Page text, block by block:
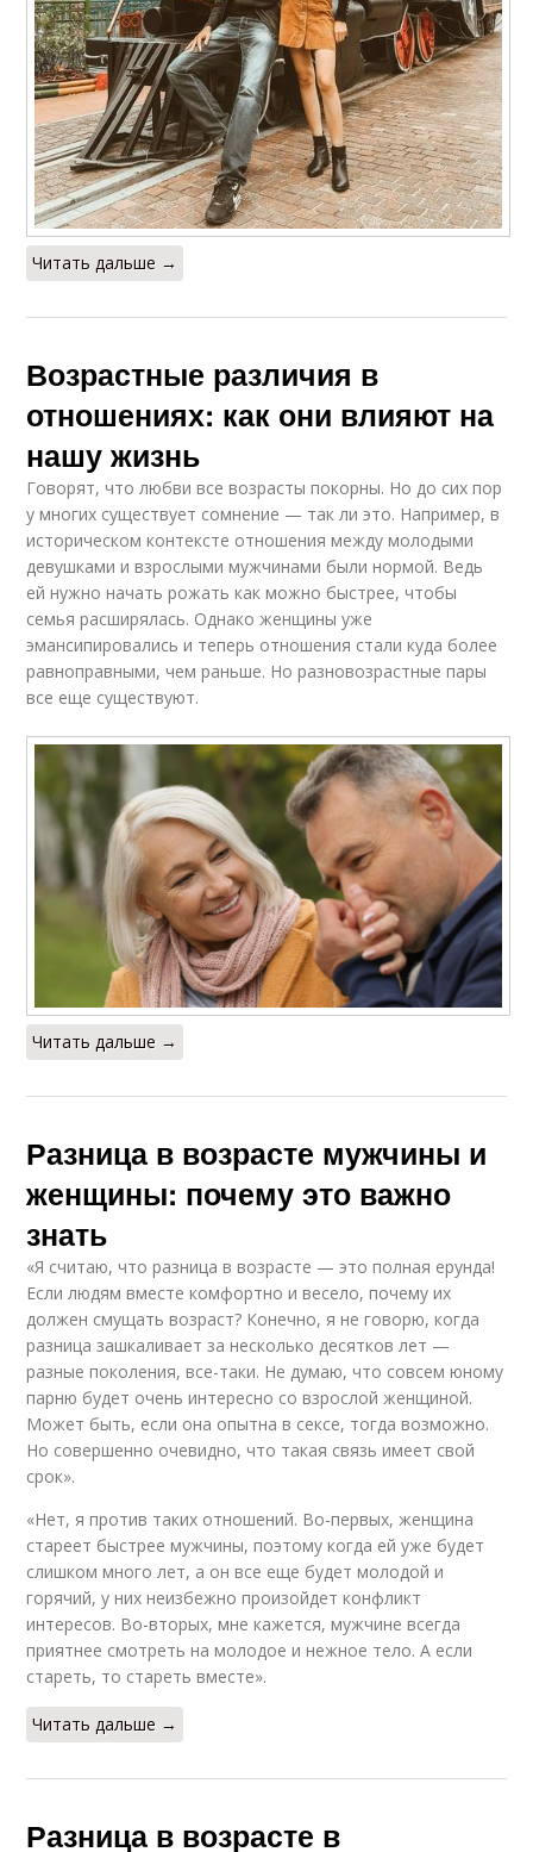
Читать дальше →
Возрастные различия в
отношениях: как они влияют на
нашу жизнь
Говорят, что любви все возрасты покорны. Но до сих пор
у многих существует сомнение — так ли это. Например, в
историческом контексте отношения между молодыми
девушками и взрослыми мужчинами были нормой. Ведь
ей нужно начать рожать как можно быстрее, чтобы
семья расширялась. Однако женщины уже
эмансипировались и теперь отношения стали куда более
равноправными, чем раньше. Но разновозрастные пары
все еще существуют.
Читать дальше →
Разница в возрасте мужчины и
женщины: почему это важно
знать
«Я считаю, что разница в возрасте — это полная ерунда!
Если людям вместе комфортно и весело, почему их
должен смущать возраст? Конечно, я не говорю, когда
разница зашкаливает за несколько десятков лет —
разные поколения, все-таки. Не думаю, что совсем юному
парню будет очень интересно со взрослой женщиной.
Может быть, если она опытна в сексе, тогда возможно.
Но совершенно очевидно, что такая связь имеет свой
срок».
«Нет, я против таких отношений. Во-первых, женщина
стареет быстрее мужчины, поэтому когда ей уже будет
слишком много лет, а он все еще будет молодой и
горячий, у них неизбежно произойдет конфликт
интересов. Во-вторых, мне кажется, мужчине всегда
приятнее смотреть на молодое и нежное тело. А если
стареть, то стареть вместе».
Читать дальше →
Разница в возрасте в